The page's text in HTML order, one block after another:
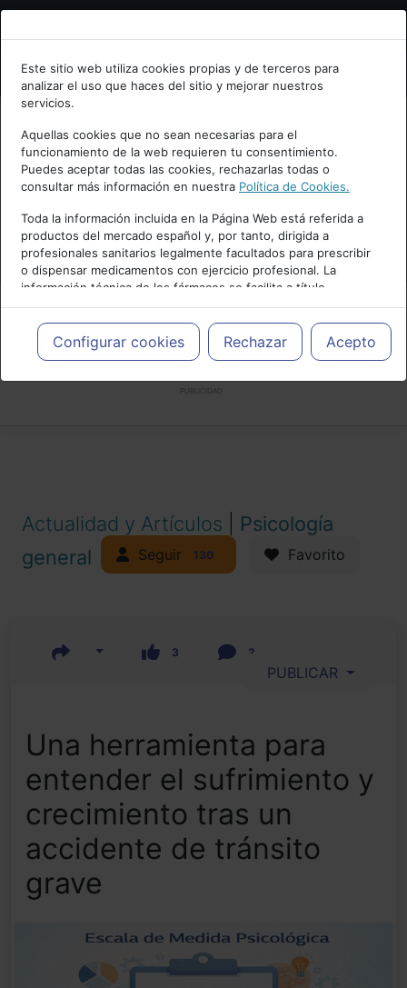
Bienvenid@ a psiquiatria.com
Escribe tu Email
Accede o regístrate con tu email.
Cancelar
Este sitio web utiliza cookies propias y de terceros para
analizar el uso que haces del sitio y mejorar nuestros
servicios.
Aquellas cookies que no sean necesarias para el
funcionamiento de la web requieren tu consentimiento.
Puedes aceptar todas las cookies, rechazarlas todas o
consultar más información en nuestra Política de Cookies.
Toda la información incluida en la Página Web está referida a
productos del mercado español y, por tanto, dirigida a
profesionales sanitarios legalmente facultados para prescribir
o dispensar medicamentos con ejercicio profesional. La
información técnica de los fármacos se facilita a título
meramente informativo, siendo responsabilidad de los
profesionales facultados prescribir medicamentos y decidir, en
cada caso concreto, el tratamiento más adecuado a las
necesidades del paciente.
Configurar cookies Rechazar Acepto
Actualidad y Artículos
Psicología
general
Seguir 130 Favorito
3 2
PUBLICAR
Una herramienta para
entender el sufrimiento y
crecimiento tras un
accidente de tránsito
grave